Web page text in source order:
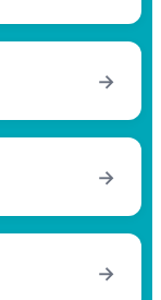
→
→
→